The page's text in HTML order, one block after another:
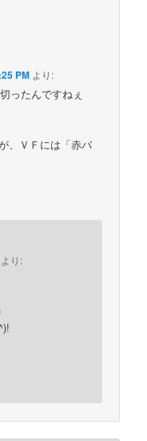
PM より:
ったんですねぇ
、ＶＦには「赤バ
より: